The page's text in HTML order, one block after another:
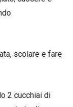
scolare e fare
2 cucchiai di